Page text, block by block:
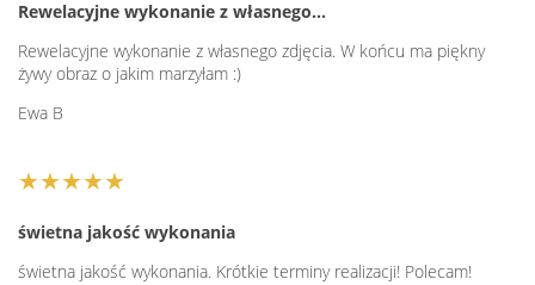
Rewelacyjne wykonanie z własnego…
Rewelacyjne wykonanie z własnego zdjęcia. W końcu ma piękny
żywy obraz o jakim marzyłam :)
Ewa B
★★★★★
świetna jakość wykonania
świetna jakość wykonania. Krótkie terminy realizacji! Polecam!